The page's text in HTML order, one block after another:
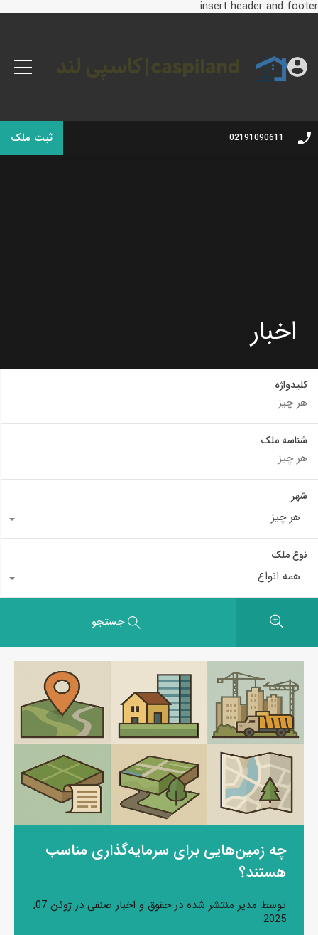
insert header and footer
02191090611 ثبت ملک
اخبار
کلیدواژه
شناسه ملک
شهر
هر چیز
نوع ملک
همه انواع
جستجو
چه زمین‌هایی برای سرمایه‌گذاری مناسب
هستند؟
توسط مدیر منتشر شده درحقوق و اخبار صنفی در
ژوئن 07,
2025